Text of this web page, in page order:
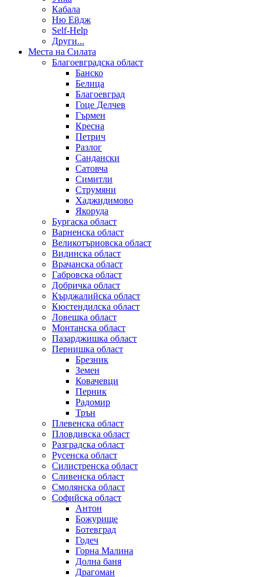
Кабала
Ню Ейдж
Self-Help
Други...
Места на Силата
Благоевградска област
Банско
Белица
Благоевград
Гоце Делчев
Гърмен
Кресна
Петрич
Разлог
Сандански
Сатовча
Симитли
Струмяни
Хаджидимово
Якоруда
Бургаска област
Варненска област
Великотърновска област
Видинска област
Врачанска област
Габровска област
Добричка област
Кърджалийска област
Кюстендилска област
Ловешка област
Монтанска област
Пазарджишка област
Пернишка област
Брезник
Земен
Ковачевци
Перник
Радомир
Трън
Плевенска област
Пловдивска област
Разградска област
Русенска област
Силистренска област
Сливенска област
Смолянска област
Софийска област
Антон
Божурище
Ботевград
Годеч
Горна Малина
Долна баня
Драгоман